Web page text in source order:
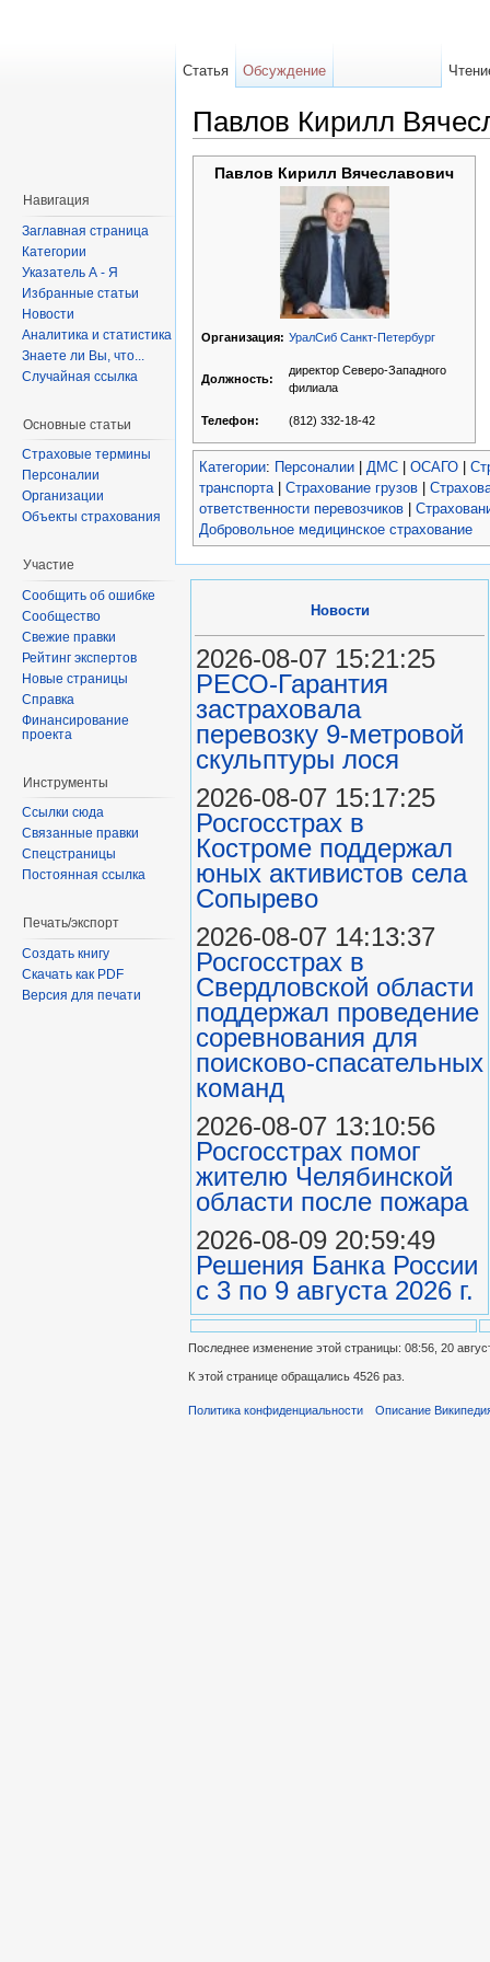
Павлов Кирилл
Павлов Кирилл Вячеславович
Организация: УралСиб Санкт-Петербург
Должность:
директор Северо-Западного
филиала
Телефон: (812) 332-18-42
Категории: Персоналии | ДМС | ОСАГО |
транспорта | Страхование грузов |
ответственности перевозчиков |
Добровольное медицинское страхование
Статья Обсуждение
Навигация
Заглавная страница
Категории
Указатель А - Я
Избранные статьи
Новости
Аналитика и статистика
Знаете ли Вы, что...
Случайная ссылка
Основные статьи
Страховые термины
Персоналии
Организации
Объекты страхования
Участие
Сообщить об ошибке
Сообщество
Свежие правки
Рейтинг экспертов
Новые страницы
Справка
Финансирование
проекта
Инструменты
Ссылки сюда
Связанные правки
Спецстраницы
Постоянная ссылка
Печать/экспорт
Создать книгу
Скачать как PDF
Версия для печати
Новости
2026-08-07 15:21:25
РЕСО-Гарантия
застраховала
перевозку 9-метровой
скульптуры лося
2026-08-07 15:17:25
Росгосстрах в
Костроме поддержал
юных активистов села
Сопырево
2026-08-07 14:13:37
Росгосстрах в
Свердловской области
поддержал проведение
соревнования для
поисково‑спасательных
команд
2026-08-07 13:10:56
Росгосстрах помог
жителю Челябинской
области после пожара
2026-08-09 20:59:49
Решения Банка России
с 3 по 9 августа 2026 г.
Последнее изменение этой страницы: 08:56, 20
К этой странице обращались 4526 раз.
Политика конфиденциальности Описание